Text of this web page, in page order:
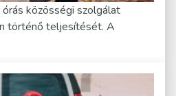
közösségi szolgálat
történő teljesítését. A